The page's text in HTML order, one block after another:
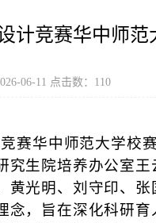
计竞赛华中师
06-11 点击数： 110
赛华中师范大学校
生院培养办公室
光明、刘守印、
，旨在深化科研